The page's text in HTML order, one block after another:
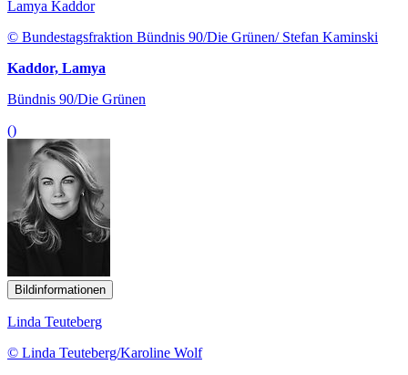
Lamya Kaddor
© Bundestagsfraktion Bündnis 90/Die Grünen/ Stefan Kaminski
Kaddor, Lamya
Bündnis 90/Die Grünen
()
Bildinformationen
Linda Teuteberg
© Linda Teuteberg/Karoline Wolf